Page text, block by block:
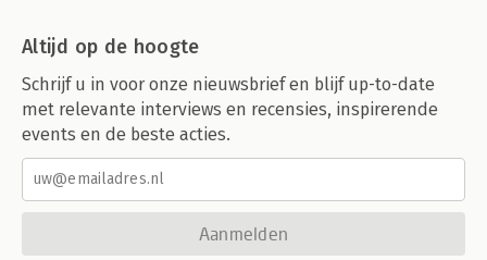
Altijd op de hoogte
Schrijf u in voor onze nieuwsbrief en blijf up-to-date
met relevante interviews en recensies, inspirerende
events en de beste acties.
Aanmelden